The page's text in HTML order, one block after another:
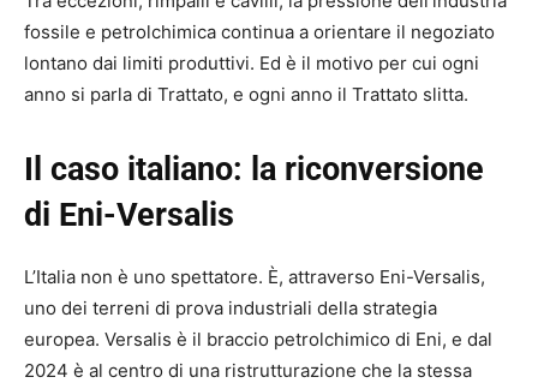
fossile e petrolchimica continua a orientare il negoziato
lontano dai limiti produttivi. Ed è il motivo per cui ogni
anno si parla di Trattato, e ogni anno il Trattato slitta.
Il caso italiano: la riconversione
di Eni-Versalis
L’Italia non è uno spettatore. È, attraverso Eni-Versalis,
uno dei terreni di prova industriali della strategia
europea. Versalis è il braccio petrolchimico di Eni, e dal
2024 è al centro di una ristrutturazione che la stessa